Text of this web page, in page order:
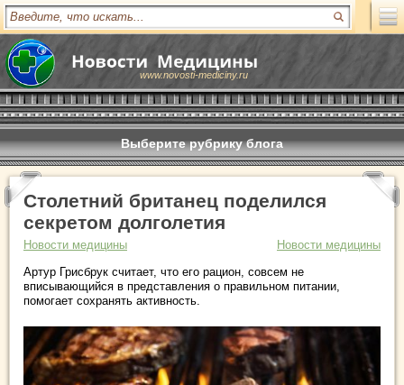
www.novosti-mediciny.ru
Выберите рубрику блога
Столетний британец поделился
секретом долголетия
Новости медицины
Новости медицины
Артур Грисбрук считает, что его рацион, совсем не
вписывающийся в представления о правильном питании,
помогает сохранять активность.